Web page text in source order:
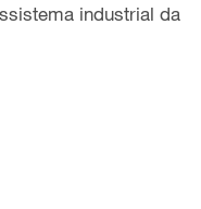
industrial da